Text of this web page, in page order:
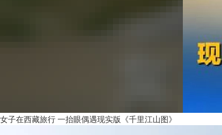
女子在西藏旅行 一抬眼偶遇现实版《千里江山图》